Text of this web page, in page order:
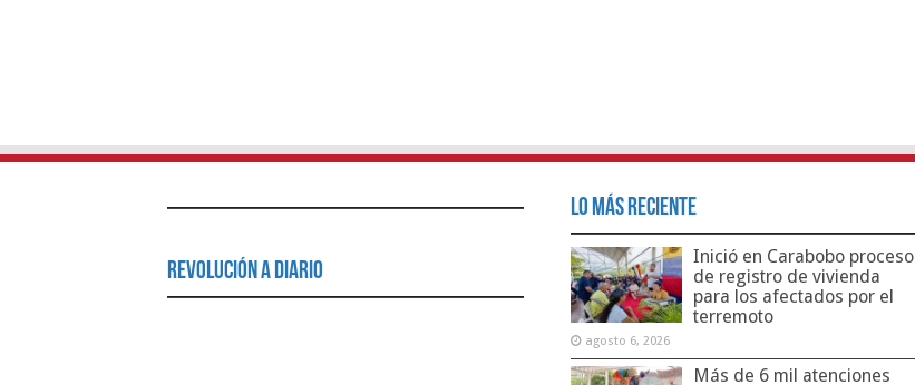
Revolución a Diario
Lo Más Reciente
Inició en Carabobo proceso
de registro de vivienda
para los afectados por el
terremoto
agosto 6, 2026
Más de 6 mil atenciones